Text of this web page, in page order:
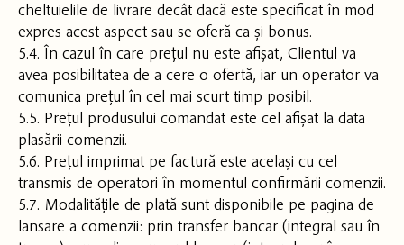
cheltuielile de livrare decât dacă este specificat în mod
expres acest aspect sau se oferă ca și bonus.
5.4. În cazul în care prețul nu este afișat, Clientul va
avea posibilitatea de a cere o ofertă, iar un operator va
comunica prețul în cel mai scurt timp posibil.
5.5. Prețul produsului comandat este cel afișat la data
plasării comenzii.
5.6. Prețul imprimat pe factură este același cu cel
transmis de operatori în momentul confirmării comenzii.
5.7. Modalitățile de plată sunt disponibile pe pagina de
lansare a comenzii: prin transfer bancar (integral sau în